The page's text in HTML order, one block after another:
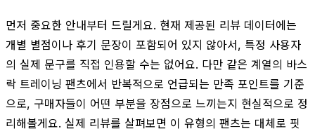
먼저 중요한 안내부터 드릴게요. 현재 제공된 리뷰 데이터에는
개별 별점이나 후기 문장이 포함되어 있지 않아서, 특정 사용자
의 실제 문구를 직접 인용할 수는 없어요. 다만 같은 계열의 바스
락 트레이닝 팬츠에서 반복적으로 언급되는 만족 포인트를 기준
으로, 구매자들이 어떤 부분을 장점으로 느끼는지 현실적으로 정
리해볼게요. 실제 리뷰를 살펴보면 이 유형의 팬츠는 대체로 핏